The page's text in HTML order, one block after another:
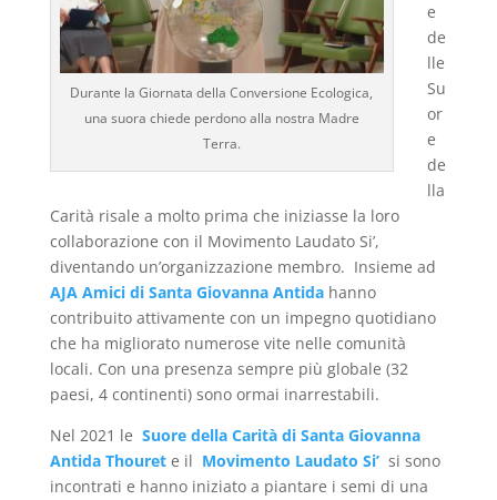
Durante la Giornata della Conversione Ecologica,
una suora chiede perdono alla nostra Madre
Terra.
e
de
lle
Su
or
e
de
lla
Carità risale a molto prima che iniziasse la loro
collaborazione con il Movimento Laudato Si’,
diventando un’organizzazione membro. Insieme ad
AJA Amici di Santa Giovanna Antidahanno
contribuito attivamente con un impegno quotidiano
che ha migliorato numerose vite nelle comunità
locali. Con una presenza sempre più globale (32
paesi, 4 continenti) sono ormai inarrestabili.
Nel 2021 le Suore della Carità di Santa Giovanna
Antida Thourete il Movimento Laudato Si’ si sono
incontrati e hanno iniziato a piantare i semi di una